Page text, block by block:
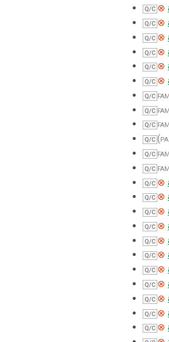
Q/C ⊗
Q/C ⊗
Q/C ⊗
Q/C ⊗
Q/C ⊗
Q/C ⊗
Q/C
Q/C fam.
Q/C
Q/C
Q/C
Q/C fam.
Q/C ⊗
Q/C ⊗
Q/C ⊗
Q/C ⊗
Q/C ⊗
Q/C ⊗
Q/C ⊗
Q/C ⊗
Q/C ⊗
Q/C ⊗
Q/C ⊗